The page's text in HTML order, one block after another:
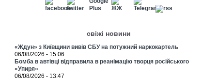
свіжі новини
«Ждун» з Київщини вивів СБУ на потужний наркокартель
06/08/2026 - 15:06
Бомба в автівці відправила в реанімацію творця російського
«Упиря»
06/08/2026 - 13:47